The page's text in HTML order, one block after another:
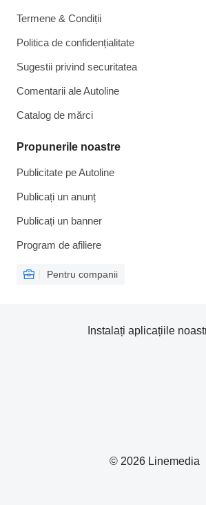
Termene & Condiții
Politica de confidențialitate
Sugestii privind securitatea
Comentarii ale Autoline
Catalog de mărcі
Propunerile noastre
Publicitate pe Autoline
Publicați un anunț
Publicați un banner
Program de afiliere
Pentru companii
© 2026 Linemedia
Instalați aplicațiile